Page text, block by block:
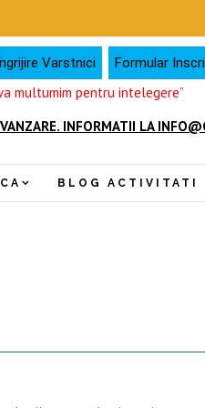
Varstnici Formular
multumim pentru intelegere”
INFORMATII LA
BLOG ACTIVITATI